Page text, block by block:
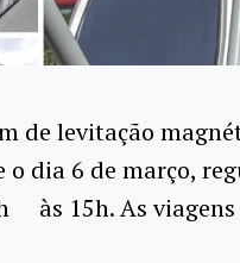
de levitação
o dia 6 de março,
às 15h. As